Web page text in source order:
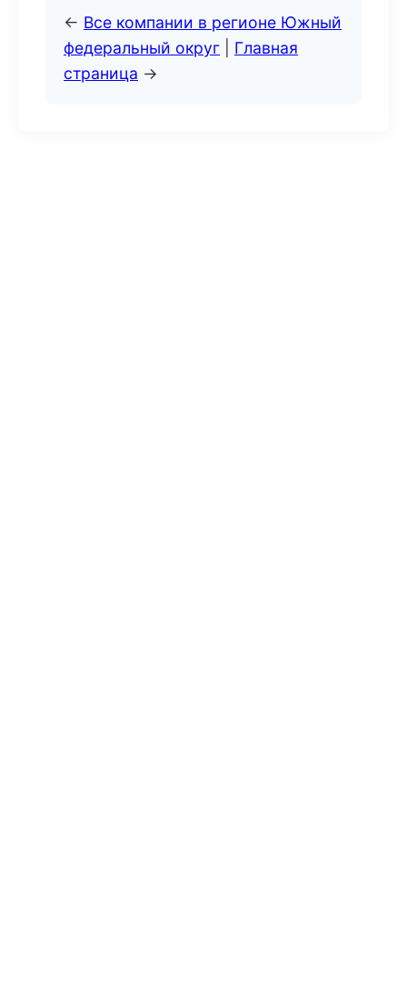
← Все компании в регионе Южный
федеральный округ
Главная
страница →